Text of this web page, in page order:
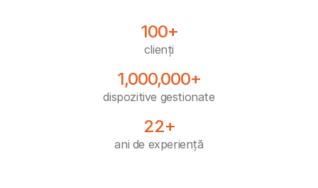
100+
clienți
1,000,000+
dispozitive gestionate
22+
ani de experiență